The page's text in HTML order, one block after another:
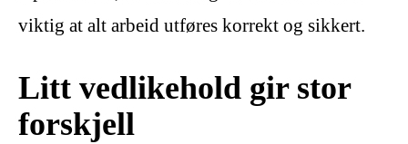
viktig at alt arbeid utføres korrekt og sikkert.
Litt vedlikehold gir stor
forskjell